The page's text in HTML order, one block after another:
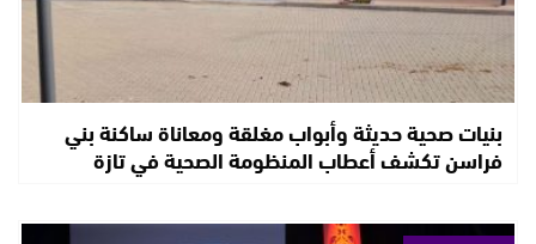
بنيات صحية حديثة وأبواب مغلقة ومعاناة ساكنة بني
فراسن تكشف أعطاب المنظومة الصحية في تازة